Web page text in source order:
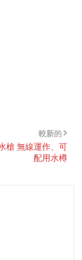
較新的
槍 無線運作、可
配用水樽